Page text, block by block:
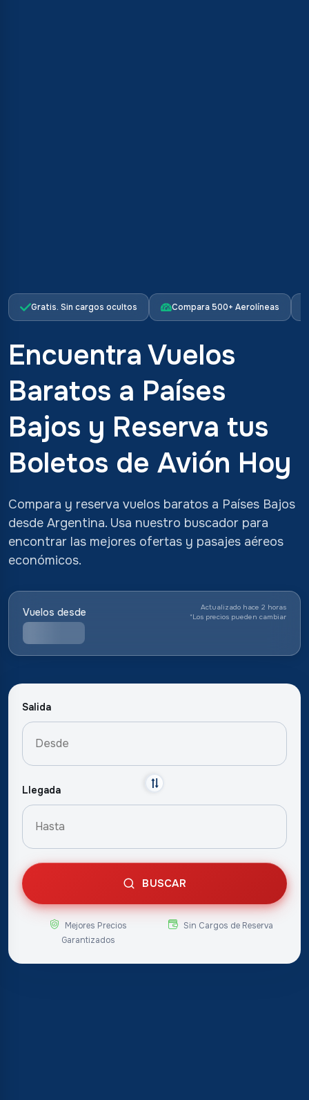
Gratis. Sin cargos ocultos Compara 500+ Aerolíneas
Encuentra Vuelos
Baratos a Países
Bajos y Reserva tus
Boletos de Avión Hoy
Compara y reserva vuelos baratos a Países Bajos
desde Argentina. Usa nuestro buscador para
encontrar las mejores ofertas y pasajes aéreos
económicos.
Vuelos desde
Actualizado hace 2 horas
*Los precios pueden cambiar
Salida
Llegada
BUSCAR
Mejores Precios
Garantizados
Sin Cargos de Reserva